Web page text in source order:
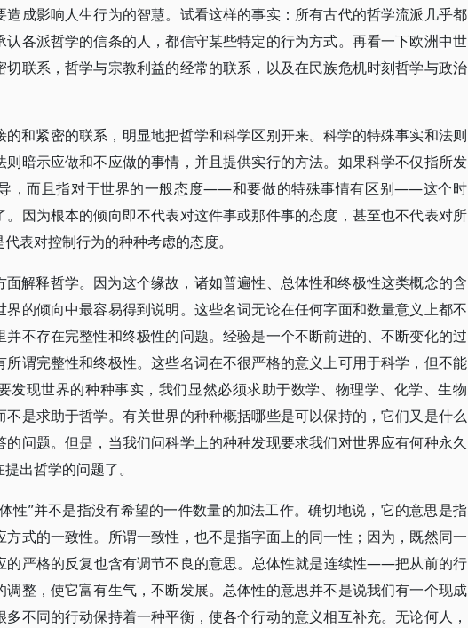
成影响人生行为的智慧。试看这样的事实：所有古代的哲学流派几乎都
认各派哲学的信条的人，都信守某些特定的行为方式。再看一下欧洲中世
联系，哲学与宗教利益的经常的联系，以及在民族危机时刻哲学与政治
和紧密的联系，明显地把哲学和科学区别开来。科学的特殊事实和法则
则暗示应做和不应做的事情，并且提供实行的方法。如果科学不仅指所发
，而且指对于世界的一般态度——和要做的特殊事情有区别——这个时
因为根本的倾向即不代表对这件事或那件事的态度，甚至也不代表对所
表对控制行为的种种考虑的态度。
面解释哲学。因为这个缘故，诸如普遍性、总体性和终极性这类概念的含
界的倾向中最容易得到说明。这些名词无论在任何字面和数量意义上都不
不存在完整性和终极性的问题。经验是一个不断前进的、不断变化的过
谓完整性和终极性。这些名词在不很严格的意义上可用于科学，但不能
发现世界的种种事实，我们显然必须求助于数学、物理学、化学、生物
是求助于哲学。有关世界的种种概括哪些是可以保持的，它们又是什么
问题。但是，当我们问科学上的种种发现要求我们对世界应有何种永久
出哲学的问题了。
性”并不是指没有希望的一件数量的加法工作。确切地说，它的意思是指
式的一致性。所谓一致性，也不是指字面上的同一性；因为，既然同一
的严格的反复也含有调节不良的意思。总体性就是连续性——把从前的行
整，使它富有生气，不断发展。总体性的意思并不是说我们有一个现成
不同的行动保持着一种平衡，使各个行动的意义相互补充。无论何人，